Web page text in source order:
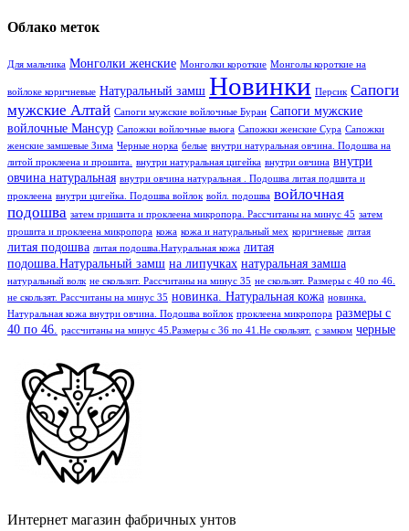
Облако меток
Для мальчика Монголки женские Монголки короткие Монголы короткие на
войлоке коричневые Натуральный замш Новинки Персик Сапоги
мужские Алтай Сапоги мужские войлочные Буран Сапоги мужские
войлочные Мансур Сапожки войлочные вьюга Сапожки женские Сура Сапожки
женские замшевые Зима Черные норка белые внутри натуральная овчина. Подошва на
литой проклеена и прошита.
внутри натуральная цигейка внутри овчина внутри
овчина натуральная внутри овчина натуральная . Подошва литая подшита и
проклеена внутри цигейка. Подошва войлок войл. подошва войлочная
подошва затем пришита и проклеена микропора. Рассчитаны на минус 45 затем
прошита и проклеена микропора кожа кожа и натуральный мех коричневые литая
литая подошва литая подошва.Натуральная кожа литая
подошва.Натуральный замш на липучках натуральная замша
натуральный волк не скользит. Рассчитаны на минус 35 не скользят. Размеры с 40 по 46.
не скользят. Рассчитаны на минус 35 новинка. Натуральная кожа новинка.
Натуральная кожа внутри овчина. Подошва войлок проклеена микропора размеры с
40 по 46.
рассчитаны на минус 45.Размеры с 36 по 41.Не скользят. с замком черные
Интернет магазин фабричных унтов